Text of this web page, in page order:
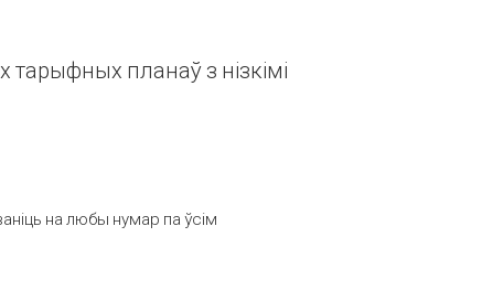
планаў з нізкімі
на любы нумар па ўсім